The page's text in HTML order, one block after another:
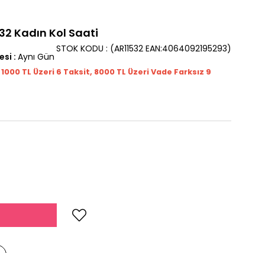
Kadın Kol Saati
(AR11532 EAN:4064092195293)
STOK KODU
: Aynı Gün
TL Üzeri 6 Taksit, 8000 TL Üzeri Vade Farksız 9